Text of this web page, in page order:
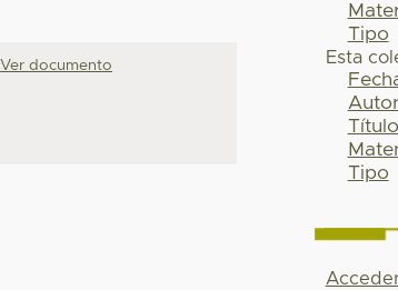
Ver documento
Tipo
Esta
Título
Tipo